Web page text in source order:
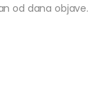
od dana objave.